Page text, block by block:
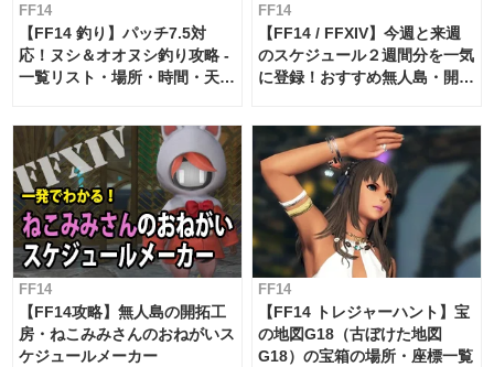
FF14
【FF14 釣り】パッチ7.5対
応！ヌシ＆オオヌシ釣り攻略 -
一覧リスト・場所・時間・天
FF14
【FF14 / FFXIV】今週と来週
のスケジュール２週間分を一気
に登録！おすすめ無人島・開拓
対応 / 毎週更新中】
FF14
【FF14攻略】無人島の開拓工
房・ねこみみさんのおねがいス
ケジュールメーカー
FF14
【FF14 トレジャーハント】宝
の地図G18（古ぼけた地図
G18）の宝箱の場所・座標一覧